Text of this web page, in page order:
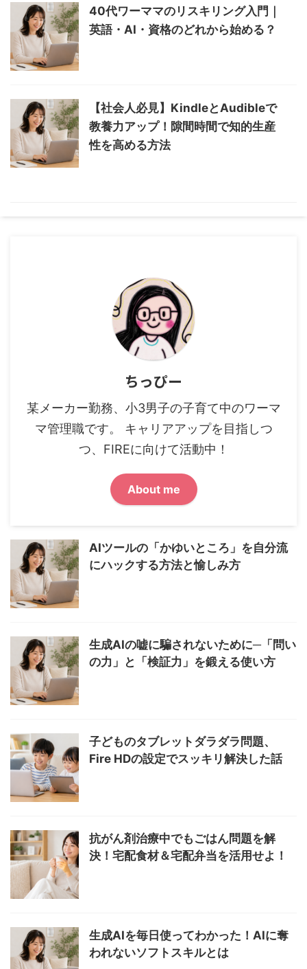
40代ワーママのリスキリング入門｜
英語・AI・資格のどれから始める？
【社会人必見】KindleとAudibleで
教養力アップ！隙間時間で知的生産
性を高める方法
ちっぴー
某メーカー勤務、小3男子の子育て中のワーマ
マ管理職です。 キャリアアップを目指しつ
つ、FIREに向けて活動中！
About me
AIツールの「かゆいところ」を自分流
にハックする方法と愉しみ方
生成AIの嘘に騙されないために─「問い
の力」と「検証力」を鍛える使い方
子どものタブレットダラダラ問題、
Fire HDの設定でスッキリ解決した話
抗がん剤治療中でもごはん問題を解
決！宅配食材＆宅配弁当を活用せよ！
生成AIを毎日使ってわかった！AIに奪
われないソフトスキルとは